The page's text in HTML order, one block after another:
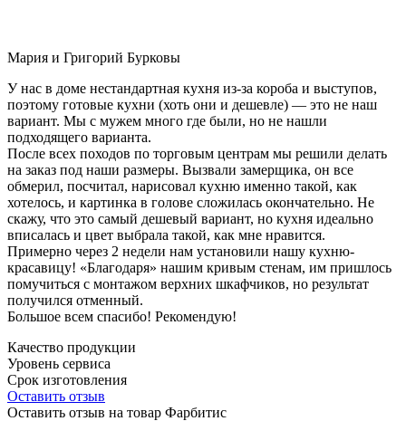
Мария и Григорий Бурковы
У нас в доме нестандартная кухня из-за короба и выступов,
поэтому готовые кухни (хоть они и дешевле) — это не наш
вариант. Мы с мужем много где были, но не нашли
подходящего варианта.
После всех походов по торговым центрам мы решили делать
на заказ под наши размеры. Вызвали замерщика, он все
обмерил, посчитал, нарисовал кухню именно такой, как
хотелось, и картинка в голове сложилась окончательно. Не
скажу, что это самый дешевый вариант, но кухня идеально
вписалась и цвет выбрала такой, как мне нравится.
Примерно через 2 недели нам установили нашу кухню-
красавицу! «Благодаря» нашим кривым стенам, им пришлось
помучиться с монтажом верхних шкафчиков, но результат
получился отменный.
Большое всем спасибо! Рекомендую!
Качество продукции
Уровень сервиса
Срок изготовления
Оставить отзыв
Оставить отзыв на товар Фарбитис